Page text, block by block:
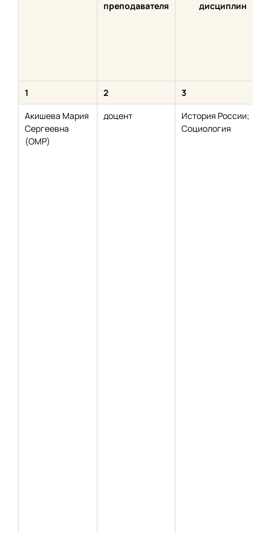
преподавателя
дисциплин
1 2
3
Акишева Мария
Сергеевна
(ОМР)
доцент
История России;
Социология